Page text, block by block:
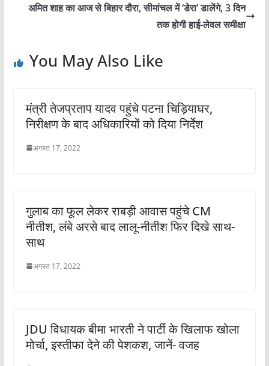
अमित शाह का आज से बिहार दौरा, सीमांचल में ‘डेरा’ डालेंगे, 3 दिन
तक होगी हाई-लेवल समीक्षा
You May Also Like
मंत्री तेजप्रताप यादव पहुंचे पटना चिड़ियाघर,
निरीक्षण के बाद अधिकारियों को दिया निर्देश
अगस्त 17, 2022
गुलाब का फूल लेकर राबड़ी आवास पहुंचे CM
नीतीश, लंबे अरसे बाद लालू-नीतीश फिर दिखे साथ-
साथ
अगस्त 17, 2022
JDU विधायक बीमा भारती ने पार्टी के खिलाफ खोला
मोर्चा, इस्तीफा देने की पेशकश, जानें- वजह